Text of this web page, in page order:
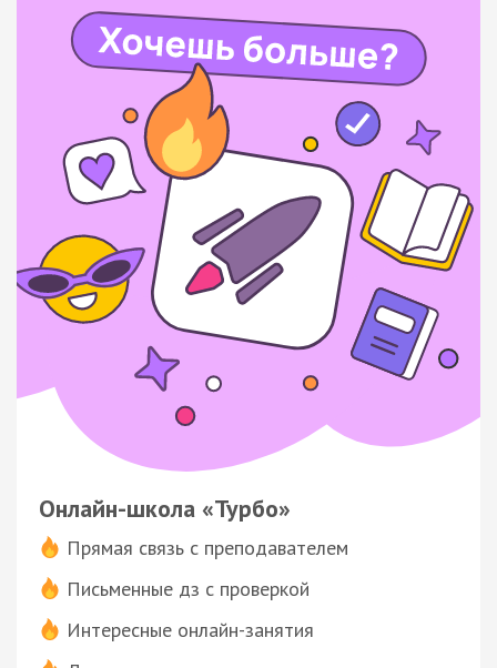
Онлайн-школа «Турбо»
Прямая связь с преподавателем
Письменные дз с проверкой
Интересные онлайн-занятия